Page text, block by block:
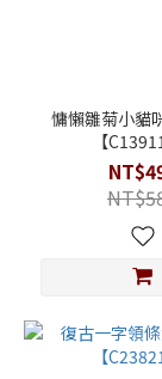
慵懶雛菊小貓
【